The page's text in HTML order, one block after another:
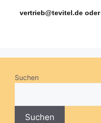
vertrieb@tevitel.de oder
Suchen
Suchen